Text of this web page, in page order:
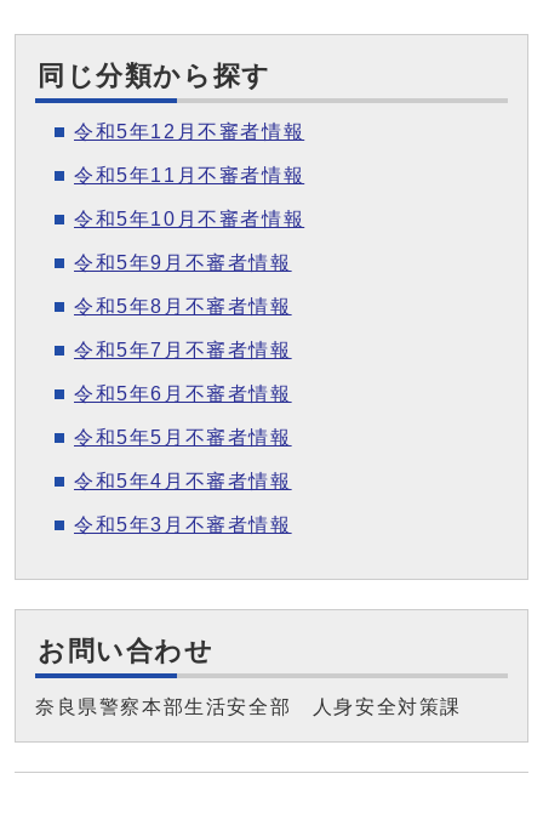
同じ分類から探す
令和5年12月不審者情報
令和5年11月不審者情報
令和5年10月不審者情報
令和5年9月不審者情報
令和5年8月不審者情報
令和5年7月不審者情報
令和5年6月不審者情報
令和5年5月不審者情報
令和5年4月不審者情報
令和5年3月不審者情報
お問い合わせ
奈良県警察本部生活安全部 人身安全対策課